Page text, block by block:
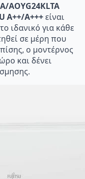
AOYG24KLTA
A++/A+++είναι
ιδανικό για κάθε
σε μέρη που
ο μοντέρνος
και δένει